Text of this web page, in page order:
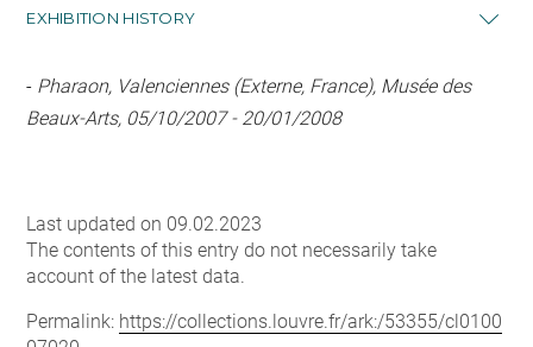
EXHIBITION HISTORY
- Pharaon, Valenciennes (Externe, France), Musée des
Beaux-Arts, 05/10/2007 - 20/01/2008
Last updated on 09.02.2023
The contents of this entry do not necessarily take
account of the latest data.
Permalink: https://collections.louvre.fr/ark:/53355/cl0100